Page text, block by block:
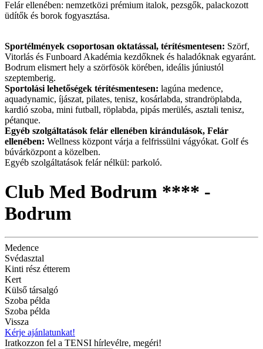
Felár ellenében: nemzetközi prémium italok, pezsgők, palackozott
üdítők és borok fogyasztása.
Sportélmények csoportosan oktatással, térítésmentesen: Szörf,
Vitorlás és Funboard Akadémia kezdőknek és haladóknak egyaránt.
Bodrum elismert hely a szörfösök körében, ideális júniustól
szeptemberig.
Sportolási lehetőségek térítésmentesen: lagúna medence,
aquadynamic, íjászat, pilates, tenisz, kosárlabda, strandröplabda,
kardió szoba, mini futball, röplabda, pipás merülés, asztali tenisz,
pétanque.
Egyéb szolgáltatások felár ellenében kirándulások, Felár
ellenében: Wellness központ várja a felfrissülni vágyókat. Golf és
búvárközpont a közelben.
Egyéb szolgáltatások felár nélkül: parkoló.
Club Med Bodrum **** -
Bodrum
Medence
Svédasztal
Kinti rész étterem
Kert
Külső társalgó
Szoba példa
Szoba példa
Vissza
Kérje ajánlatunkat!
Iratkozzon fel a TENSI hírlevélre, megéri!